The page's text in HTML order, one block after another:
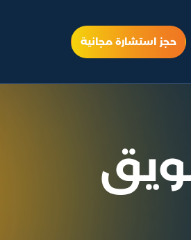
حجز استشارة مجانية